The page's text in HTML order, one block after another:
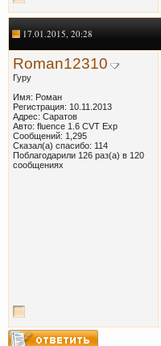
17.01.2015, 20:28
Roman12310
Гуру
Имя: Роман
Регистрация: 10.11.2013
Адрес: Саратов
Авто: fluence 1.6 CVT Exp
Сообщений: 1,295
Сказал(а) спасибо: 114
Поблагодарили 126 раз(а) в 120
сообщениях